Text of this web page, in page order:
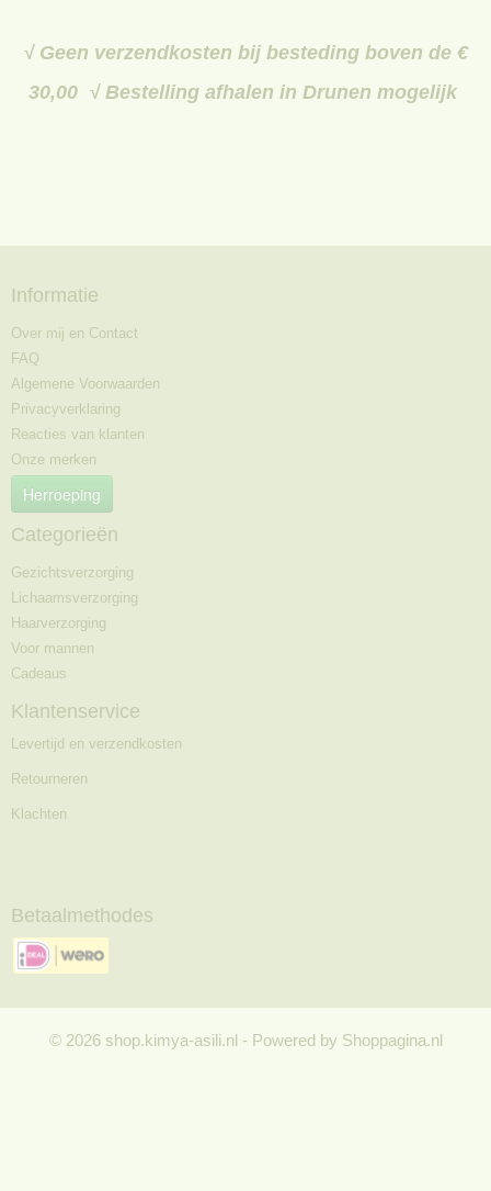
√ Geen verzendkosten bij besteding boven de €
30,00 √ Bestelling afhalen in Drunen mogelijk
Informatie
Over mij en Contact
FAQ
Algemene Voorwaarden
Privacyverklaring
Reacties van klanten
Onze merken
Herroeping
Categorieën
Gezichtsverzorging
Lichaamsverzorging
Haarverzorging
Voor mannen
Cadeaus
Klantenservice
Levertijd en verzendkosten
Retourneren
Klachten
Betaalmethodes
© 2026 shop.kimya-asili.nl - Powered by Shoppagina.nl